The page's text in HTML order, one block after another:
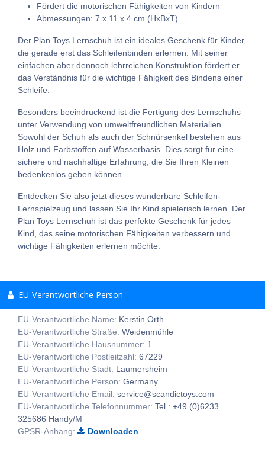
Fördert die motorischen Fähigkeiten von Kindern
Abmessungen: 7 x 11 x 4 cm (HxBxT)
Der Plan Toys Lernschuh ist ein ideales Geschenk für Kinder,
die gerade erst das Schleifenbinden erlernen. Mit seiner
einfachen aber dennoch lehrreichen Konstruktion fördert er
das Verständnis für die wichtige Fähigkeit des Bindens einer
Schleife.
Besonders beeindruckend ist die Fertigung des Lernschuhs
unter Verwendung von umweltfreundlichen Materialien.
Sowohl der Schuh als auch der Schnürsenkel bestehen aus
Holz und Farbstoffen auf Wasserbasis. Dies sorgt für eine
sichere und nachhaltige Erfahrung, die Sie Ihren Kleinen
bedenkenlos geben können.
Entdecken Sie also jetzt dieses wunderbare Schleifen-
Lernspielzeug und lassen Sie Ihr Kind spielerisch lernen. Der
Plan Toys Lernschuh ist das perfekte Geschenk für jedes
Kind, das seine motorischen Fähigkeiten verbessern und
wichtige Fähigkeiten erlernen möchte.
EU-Verantwortliche Person
EU-Verantwortliche Name: Kerstin Orth
EU-Verantwortliche Straße: Weidenmühle
EU-Verantwortliche Hausnummer: 1
EU-Verantwortliche Postleitzahl: 67229
EU-Verantwortliche Stadt: Laumersheim
EU-Verantwortliche Person: Germany
EU-Verantwortliche Email: service@scandictoys.com
EU-Verantwortliche Telefonnummer: Tel.: +49 (0)6233
325686 Handy/M
GPSR-Anhang:
Downloaden